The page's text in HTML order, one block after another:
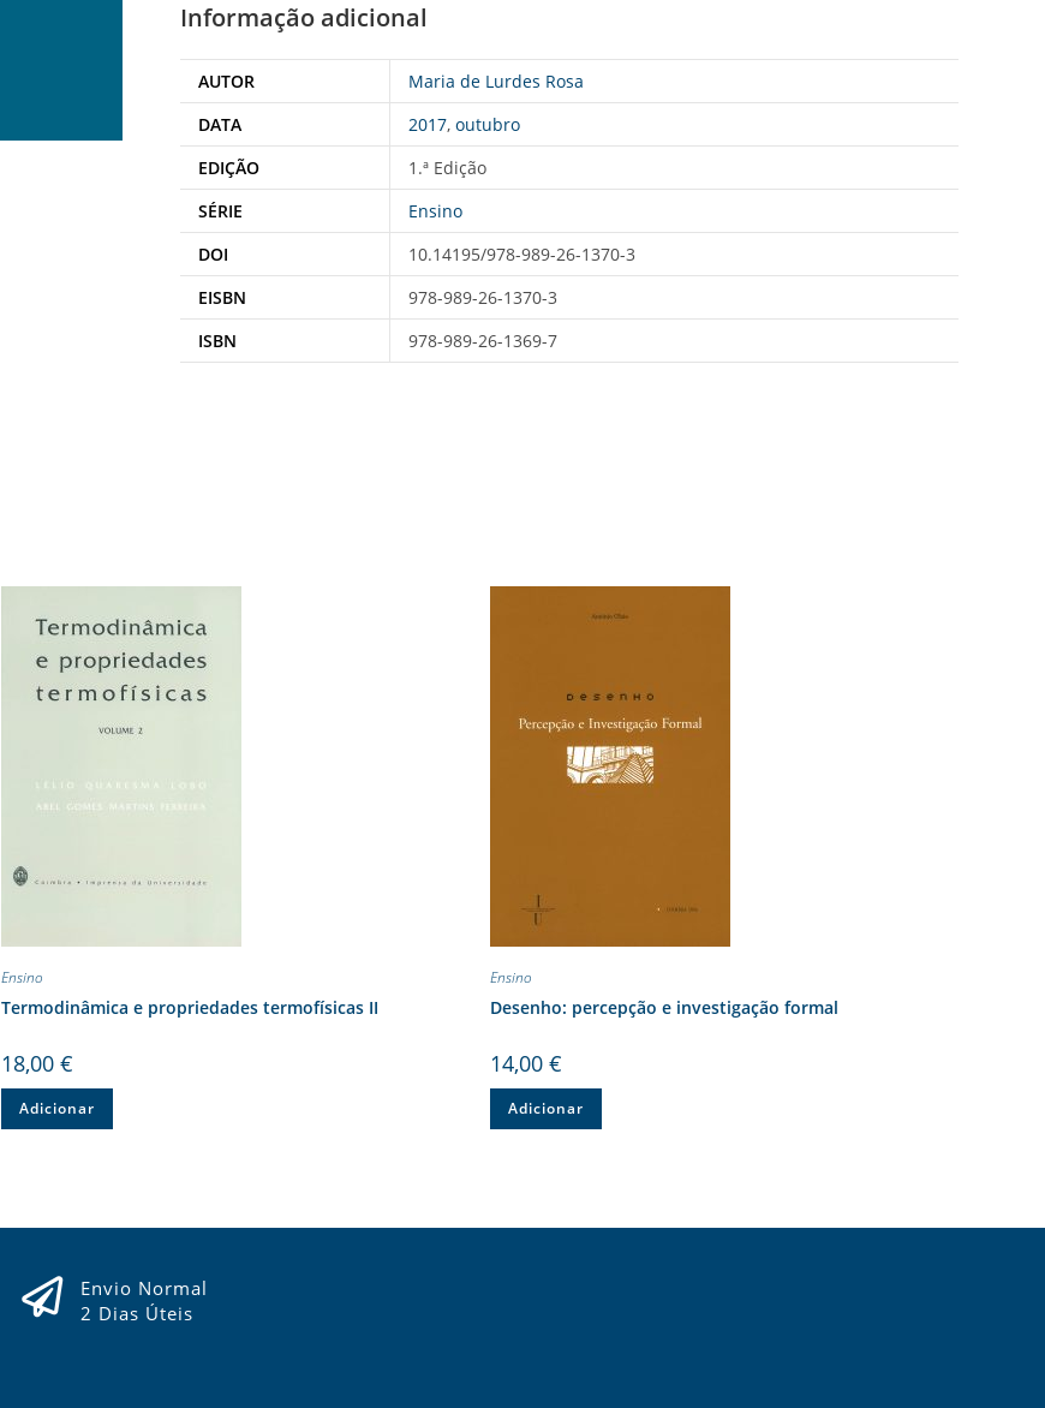
Informação adicional
AUTOR
Maria de Lurdes Rosa
DATA
2017, outubro
EDIÇÃO
1.ª Edição
SÉRIE
Ensino
DOI
10.14195/978-989-26-1370-3
EISBN
978-989-26-1370-3
ISBN
978-989-26-1369-7
Ensino
Termodinâmica e propriedades termofísicas II
18,00 €
Adicionar
Ensino
Desenho: percepção e investigação formal
14,00 €
Adicionar
Envio Normal
2 Dias Úteis